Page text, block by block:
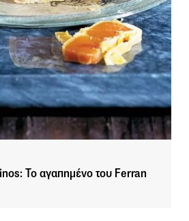
Το αγαπημένο του Ferran